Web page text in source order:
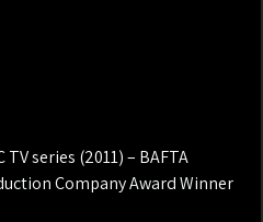
series (2011) – BAFTA
Company Award Winner